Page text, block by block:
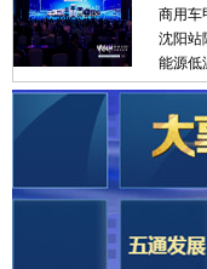
商用车
沈阳站
能源